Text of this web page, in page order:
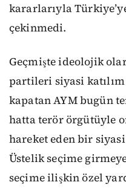
kararlarıyla
çekinmedi.
Geçmişte ideolojik
partileri siyasi katılım
kapatan AYM bugün
hatta terör örgütüyle
hareket eden bir
Üstelik seçime
seçime ilişkin özel